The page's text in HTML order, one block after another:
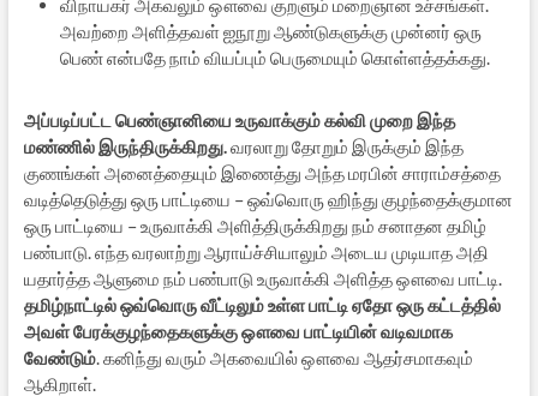
விநாயகர் அகவலும் ஔவை குறளும் மறைஞான உச்சங்கள்.
அவற்றை அளித்தவள் ஐநூறு ஆண்டுகளுக்கு முன்னர் ஒரு
பெண் என்பதே நாம் வியப்பும் பெருமையும் கொள்ளத்தக்கது.
அப்படிப்பட்ட பெண்ஞானியை உருவாக்கும் கல்வி முறை இந்த
மண்ணில் இருந்திருக்கிறது.வரலாறு தோறும் இருக்கும் இந்த
குணங்கள் அனைத்தையும் இணைத்து அந்த மரபின் சாராம்சத்தை
வடித்தெடுத்து ஒரு பாட்டியை – ஒவ்வொரு ஹிந்து குழந்தைக்குமான
ஒரு பாட்டியை – உருவாக்கி அளித்திருக்கிறது நம் சனாதன தமிழ்
பண்பாடு. எந்த வரலாற்று ஆராய்ச்சியாலும் அடைய முடியாத அதி
யதார்த்த ஆளுமை நம் பண்பாடு உருவாக்கி அளித்த ஔவை பாட்டி.
தமிழ்நாட்டில் ஒவ்வொரு வீட்டிலும் உள்ள பாட்டி ஏதோ ஒரு கட்டத்தில்
அவள் பேரக்குழந்தைகளுக்கு ஔவை பாட்டியின் வடிவமாக
வேண்டும். கனிந்து வரும் அகவையில் ஔவை ஆதர்சமாகவும்
ஆகிறாள்.